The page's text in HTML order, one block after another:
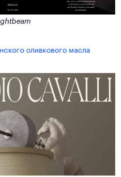
оливкового масла